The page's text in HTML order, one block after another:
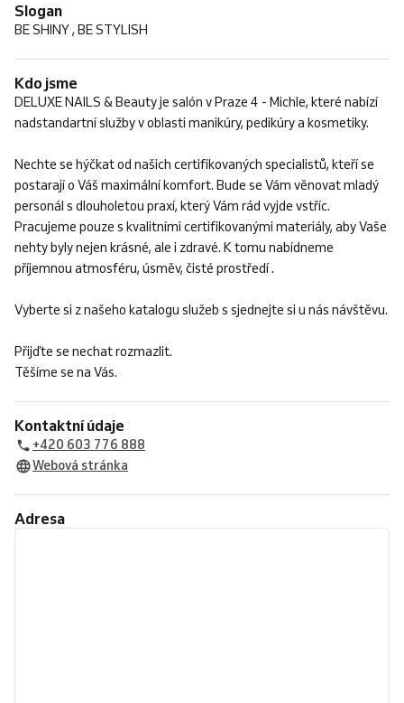
Slogan
BE SHINY , BE STYLISH
Kdo jsme
DELUXE NAILS & Beauty je salón v Praze 4 - Michle, které nabízí
nadstandartní služby v oblasti manikúry, pedikúry a kosmetiky.
Nechte se hýčkat od našich certifikovaných specialistů, kteří se
postarají o Váš maximální komfort. Bude se Vám věnovat mladý
personál s dlouholetou praxí, který Vám rád vyjde vstříc.
Pracujeme pouze s kvalitními certifikovanými materiály, aby Vaše
nehty byly nejen krásné, ale i zdravé. K tomu nabídneme
příjemnou atmosféru, úsměv, čisté prostředí .
Vyberte si z našeho katalogu služeb s sjednejte si u nás návštěvu.
Přijďte se nechat rozmazlit.
Těšíme se na Vás.
Kontaktní údaje
+420 603 776 888
Webová stránka
Adresa